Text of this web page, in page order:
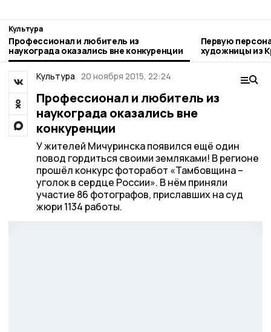
Культура
Профессионал и любитель из
наукограда оказались вне конкуренции
Первую
художницы из
Мичуринске
Культура 20 ноября 2015, 22:24
Профессионал и любитель из
наукограда оказались вне
конкуренции
У жителей Мичуринска появился ещё один
повод гордиться своими земляками! В регионе
прошёл конкурс фоторабот «Тамбовщина –
уголок в сердце России». В нём приняли
участие 86 фотографов, приславших на суд
жюри 1134 работы.